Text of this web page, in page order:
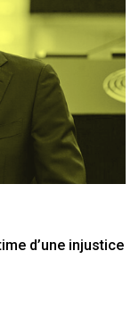
d’une injustice